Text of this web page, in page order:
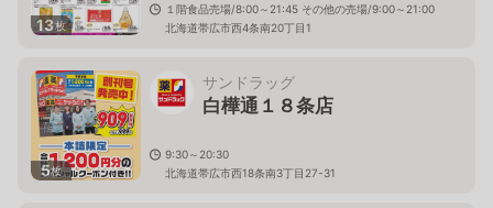
13枚
１階食品売場/8:00～21:45 その他の売場/9:00～21:00
北海道帯広市西4条南20丁目1
5枚
サンドラッグ
白樺通１８条店
9:30～20:30
北海道帯広市西18条南3丁目27-31